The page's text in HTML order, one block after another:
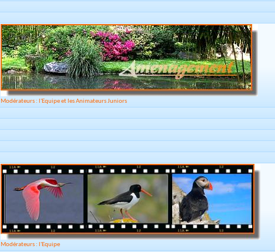
Modérateurs : l'Equipe et les Animateurs Juniors
Modérateurs : l'Equipe